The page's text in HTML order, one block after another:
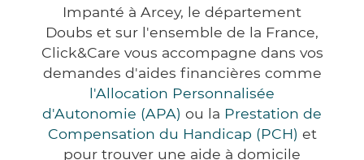
Impanté à Arcey, le département
Doubs et sur l'ensemble de la France,
Click&Care vous accompagne dans vos
demandes d'aides financières comme
l'Allocation Personnalisée
d'Autonomie (APA) ou la Prestation de
Compensation du Handicap (PCH) et
pour trouver une aide à domicile